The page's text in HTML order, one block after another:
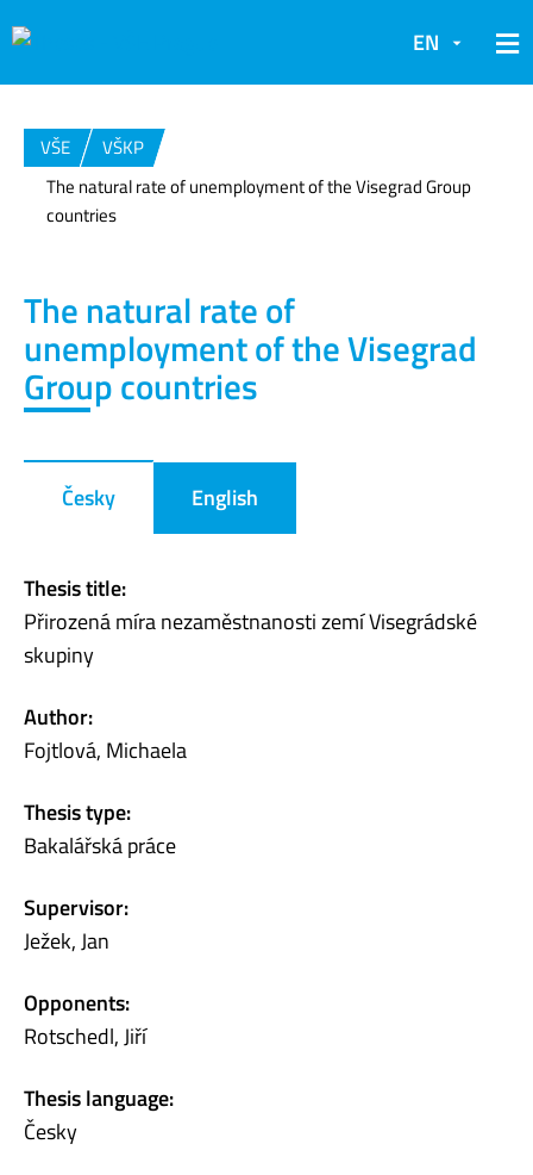
EN
VŠE
VŠKP
The natural rate of unemployment of the Visegrad Group
countries
The natural rate of
unemployment of the Visegrad
Group countries
Česky English
Thesis title:
Přirozená míra nezaměstnanosti zemí Visegrádské
skupiny
Author:
Fojtlová, Michaela
Thesis type:
Bakalářská práce
Supervisor:
Ježek, Jan
Opponents:
Rotschedl, Jiří
Thesis language:
Česky